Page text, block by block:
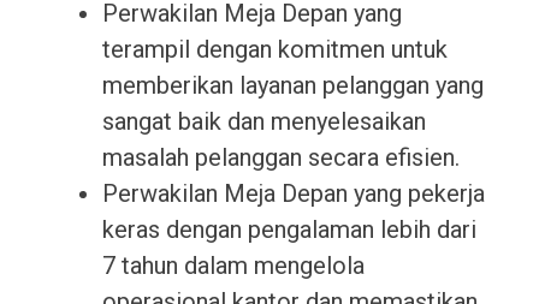
Perwakilan Meja Depan yang
terampil dengan komitmen untuk
memberikan layanan pelanggan yang
sangat baik dan menyelesaikan
masalah pelanggan secara efisien.
Perwakilan Meja Depan yang pekerja
keras dengan pengalaman lebih dari
7 tahun dalam mengelola